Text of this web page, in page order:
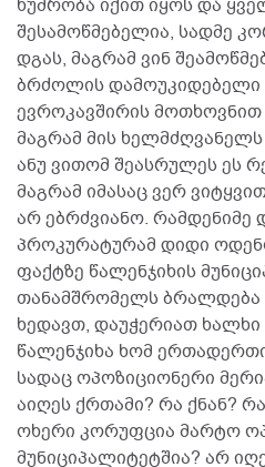
ხუმრობა იქით იყოს და
შესამოწმებელია, სადმე
დგას, მაგრამ ვინ
ბრძოლის დამოუკიდებელი
ევროკავშირის მოთხოვნით
მაგრამ მის ხელმძღვანელს
ანუ ვითომ შეასრულეს ეს
მაგრამ იმასაც ვერ
არ ებრძვიანო.
პროკურატურამ დიდი
ფაქტზე წალენჯიხის
თანამშრომელს ბრალდება
ხედავთ, დაუჭერიათ
წალენჯიხა ხომ
სადაც ოპოზიციონერი
აიღეს ქრთამი? რა ქნან?
ოხერი კორუფცია მარტო
მუნიციპალიტეტშია? არ